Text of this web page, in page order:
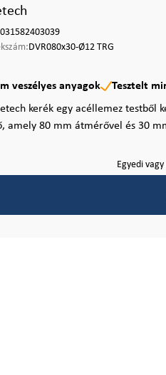
DVR080x30-Ø12 TRG
veszélyes anyagok
Tesztelt
kerék egy acéllemez
amely 80 mm átmérővel és 30
Egyedi